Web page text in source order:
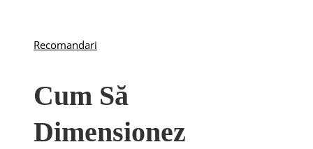
Recomandari
Cum Să
Dimensionez